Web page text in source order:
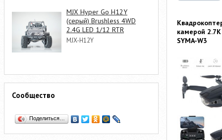
MJX Hyper Go H12Y
(серый) Brushless 4WD
2.4G LED 1/12 RTR
MJX-H12Y
Сообщество
Поделиться…
камерой 2.7K
SYMA-W3